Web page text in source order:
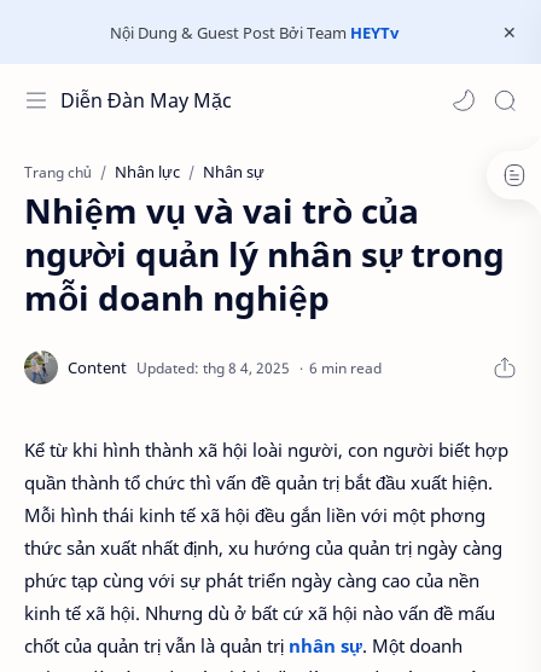
Nội Dung & Guest Post Bởi Team HEYTv
Diễn Đàn May Mặc
Trang chủ Nhân lực Nhân sự
Nhiệm vụ và vai trò của
người quản lý nhân sự trong
mỗi doanh nghiệp
6 min read
Kể từ khi hình thành xã hội loài người, con người biết hợp
quần thành tổ chức thì vấn đề quản trị bắt đầu xuất hiện.
Mỗi hình thái kinh tế xã hội đều gắn liền với một ph­ơng
thức sản xuất nhất định, xu hướng của quản trị ngày càng
phức tạp cùng với sự phát triển ngày càng cao của nền
kinh tế xã hội. Như­ng dù ở bất cứ xã hội nào vấn đề mấu
chốt của quản trị vẫn là quản trị nhân sự. Một doanh